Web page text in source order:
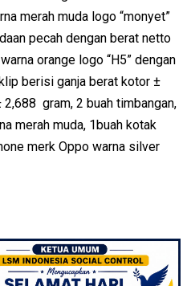
merah muda logo “monyet”
pecah dengan berat netto
orange logo “H5” dengan
berisi ganja berat kotor ±
gram, 2 buah timbangan,
merah muda, 1buah kotak
merk Oppo warna silver